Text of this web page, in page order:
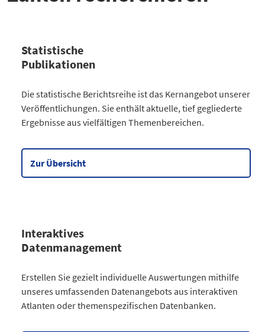
Statistische
Publikationen
Datentabelle zum Diagramm
Kategorie
Anzahl Publikationen
Bevölkerung 30
Gesellschaft 64
Die statistische Berichtsreihe ist das Kernangebot unserer
Veröffentlichungen. Sie enthält aktuelle, tief gegliederte
Ergebnisse aus vielfältigen Themenbereichen.
Zur Übersicht
Interaktives
Datenmanagement
Kategorie
Atlanten
Kommunales
3
Gesellschaftliches2
Erstellen Sie gezielt individuelle Auswertungen mithilfe
unseres umfassenden Datenangebots aus interaktiven
Atlanten oder themenspezifischen Datenbanken.